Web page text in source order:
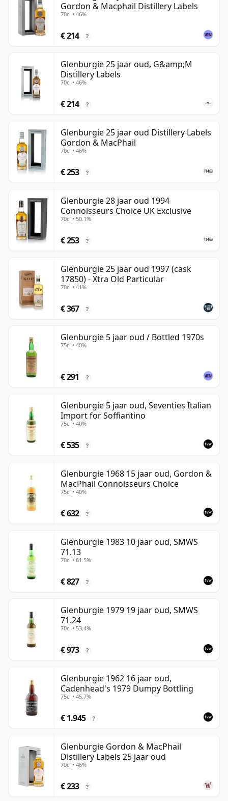
Gordon & Macphail Distillery Labels
70cl • 46%
€ 214 ?
Glenburgie 25 jaar oud, G&amp;M
Distillery Labels
70cl • 46%
€ 214 ?
Glenburgie 25 jaar oud Distillery Labels
Gordon & MacPhail
70cl • 46%
€ 253 ?
Glenburgie 28 jaar oud 1994
Connoisseurs Choice UK Exclusive
70cl • 50.1%
€ 253 ?
Glenburgie 25 jaar oud 1997 (cask
17850) - Xtra Old Particular
70cl • 41%
€ 367 ?
Glenburgie 5 jaar oud / Bottled 1970s
75cl • 40%
€ 291 ?
Glenburgie 5 jaar oud, Seventies Italian
Import for Soffiantino
75cl • 40%
€ 535 ?
Glenburgie 1968 15 jaar oud, Gordon &
MacPhail Connoisseurs Choice
75cl • 40%
€ 632 ?
Glenburgie 1983 10 jaar oud, SMWS
71.13
70cl • 61.5%
€ 827 ?
Glenburgie 1979 19 jaar oud, SMWS
71.24
70cl • 53.4%
€ 973 ?
Glenburgie 1962 16 jaar oud,
Cadenhead's 1979 Dumpy Bottling
75cl • 45.7%
€ 1.945 ?
Glenburgie Gordon & MacPhail
Distillery Labels 25 jaar oud
70cl • 46%
€ 233 ?